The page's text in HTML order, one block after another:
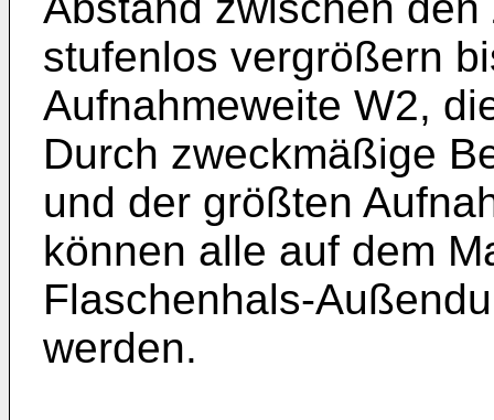
stufenlos vergrößern
Aufnahmeweite W2,
Durch zweckmäßige
und der größten
können alle auf dem
Flaschenhals-
werden.